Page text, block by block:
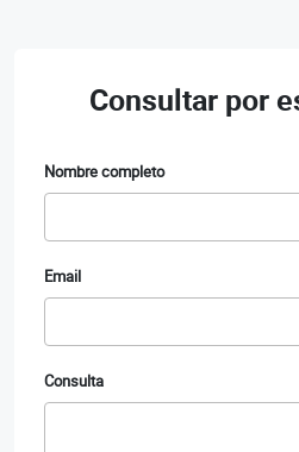
Consultar por
Nombre completo
Email
Consulta